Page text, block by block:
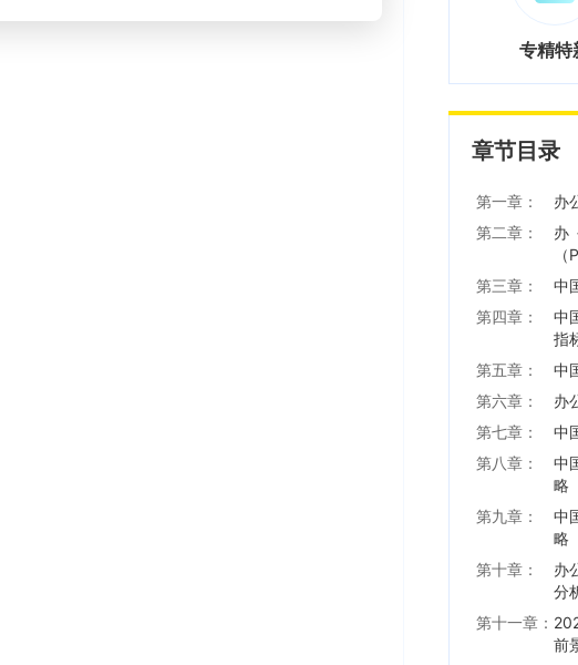
专精特
章节目录
第一章：
办
第二章：
第三章：
中
第四章：
中
指
第五章：
中
第六章：
办
第七章：
中
第八章：
中
略
第九章：
中
略
第十章：
办
分
第十一章：
前